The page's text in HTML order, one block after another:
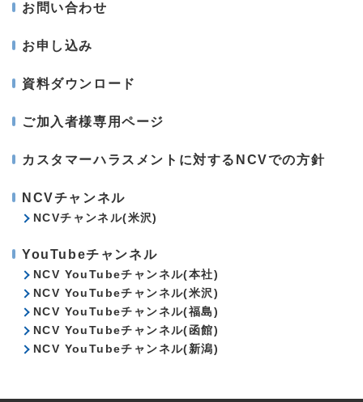
お問い合わせ
お申し込み
資料ダウンロード
ご加入者様専用ページ
カスタマーハラスメントに対するNCVでの方針
NCVチャンネル
NCVチャンネル(米沢)
YouTubeチャンネル
NCV YouTubeチャンネル(本社)
NCV YouTubeチャンネル(米沢)
NCV YouTubeチャンネル(福島)
NCV YouTubeチャンネル(函館)
NCV YouTubeチャンネル(新潟)